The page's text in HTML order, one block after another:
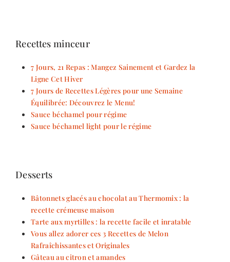
Recettes minceur
7 Jours, 21 Repas : Mangez Sainement et Gardez la
Ligne Cet Hiver
7 Jours de Recettes Légères pour une Semaine
Équilibrée: Découvrez le Menu!
Sauce béchamel pour régime
Sauce béchamel light pour le régime
Desserts
Bâtonnets glacés au chocolat au Thermomix : la
recette crémeuse maison
Tarte aux myrtilles : la recette facile et inratable
Vous allez adorer ces 3 Recettes de Melon
Rafraîchissantes et Originales
Gâteau au citron et amandes